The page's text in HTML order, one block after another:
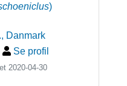
)
, Danmark
Se profil
2020-04-30